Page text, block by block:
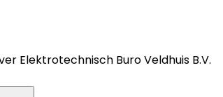
Elektrotechnisch Buro Veldhuis B.V.